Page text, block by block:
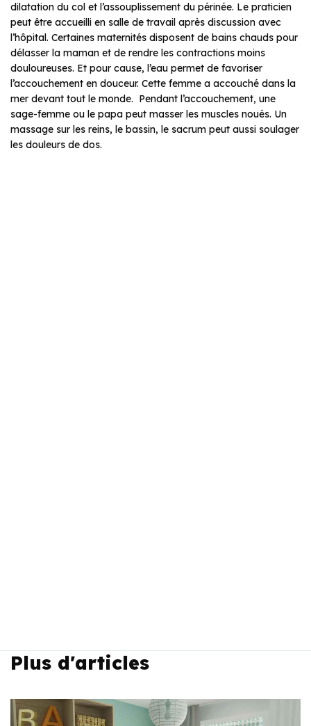
dilatation du col et l’assouplissement du périnée. Le praticien
peut être accueilli en salle de travail après discussion avec
l’hôpital. Certaines maternités disposent de bains chauds pour
délasser la maman et de rendre les contractions moins
douloureuses. Et pour cause, l’eau permet de favoriser
l’accouchement en douceur. Cette femme a accouché dans la
mer devant tout le monde. Pendant l’accouchement, une
sage-femme ou le papa peut masser les muscles noués. Un
massage sur les reins, le bassin, le sacrum peut aussi soulager
les douleurs de dos.
Plus d'articles